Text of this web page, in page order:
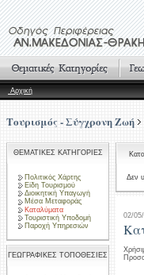
Αρχική
Τουρισμός - Σύγχρονη Ζωή
ΘΕΜΑΤΙΚΕΣ ΚΑΤΗΓΟΡΙΕΣ
Πολιτικός Χάρτης
Είδη Τουρισμού
Διοικητική Υπαγωγή
Μέσα Μεταφοράς
Καταλύματα
Τουριστική Υποδομή
Παροχή Υπηρεσιών
ΓΕΩΓΡΑΦΙΚΕΣ ΤΟΠΟΘΕΣΙΕΣ
Δεν
02/